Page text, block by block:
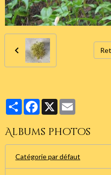
PartagerFacebook
X
Albums photos
Catégorie par défaut